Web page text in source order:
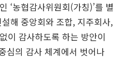
‘농협감사위원회(가칭)’를 별
해 중앙회와 조합, 지주회사,
이 감사하도록 하는 방안이
심의 감사 체계에서 벗어나